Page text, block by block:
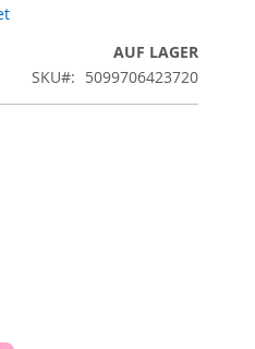
AUF LAGER
SKU
5099706423720